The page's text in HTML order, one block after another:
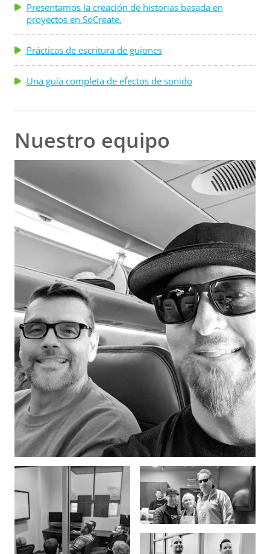
Presentamos la creación de historias basada en
proyectos en SoCreate.
Prácticas de escritura de guiones
Una guía completa de efectos de sonido
Nuestro equipo